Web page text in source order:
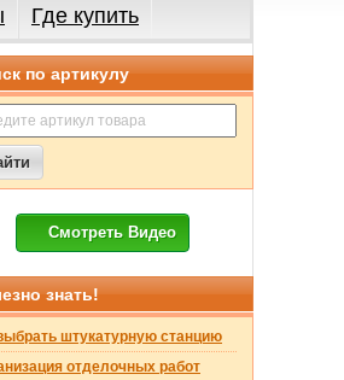
Где купить
по артикулу
Смотреть Видео
знать!
штукатурную станцию
отделочных работ